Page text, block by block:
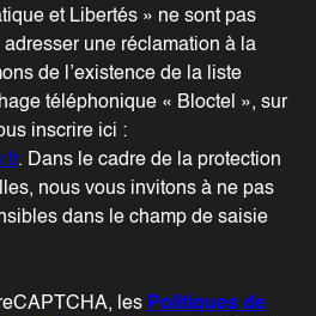
et Libertés » ne sont pas
une réclamation à la
de l’existence de la liste
téléphonique « Bloctel », sur
inscrire ici :
. Dans le cadre de la protection
nous vous invitons à ne pas
dans le champ de saisie
les Politiques de